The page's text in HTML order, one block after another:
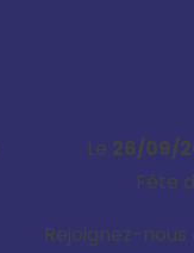
Le 26/09/
Fête
Rejoignez-nous